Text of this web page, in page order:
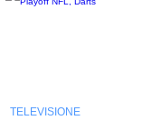
TELEVISIONE